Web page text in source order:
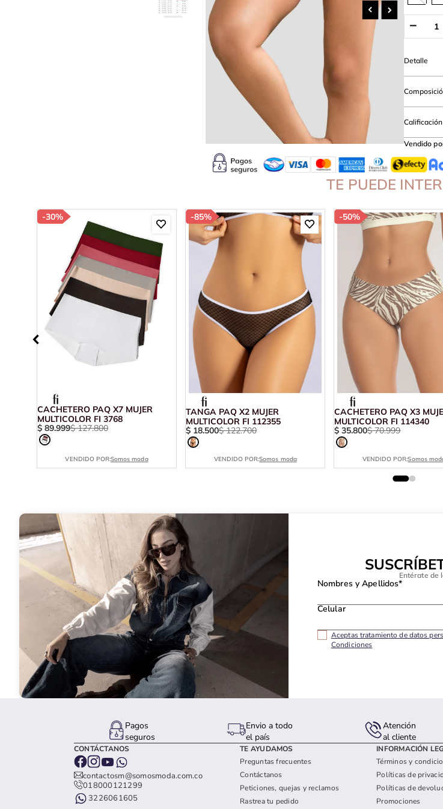
Detalle
Vendido
TE PUEDE
-30%
CACHETERO PAQ X7 MUJER
MULTICOLOR FI 3768
$ 89.999$ 127.800
VENDIDO POR:Somos moda
-85%
TANGA PAQ X2 MUJER
MULTICOLOR FI 112355
$ 18.500$ 122.700
VENDIDO POR:Somos moda
-50%
CACHETERO PAQ X3
MULTICOLOR FI 114340
$ 35.800$ 70.999
VENDIDO POR:Somos
Entérate de
Nombres y Apellidos*
Celular
Aceptas tratamiento de datos
Condiciones
Pagos
seguros
Envio a todo
el país
Atención
al cliente
CONTÁCTANOS
contactosm@somosmoda.com.co
018000121299
3226061605
TE AYUDAMOS
Preguntas frecuentes
Contáctanos
Peticiones, quejas y reclamos
Rastrea tu pedido
INFORMACIÓN
Términos y
Políticas de
Políticas de
Promociones
camibuzo